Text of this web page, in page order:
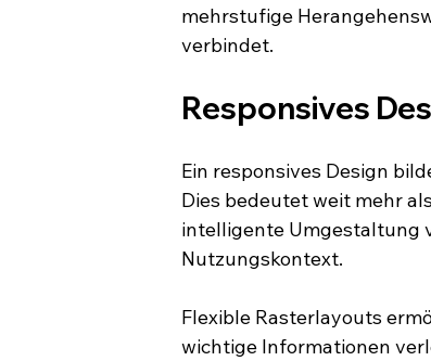
mehrstufige
verbindet.
Responsives
Ein responsives Design
Dies bedeutet weit mehr
intelligente Umgestaltung
Nutzungskontext.
Flexible Rasterlayouts
wichtige Informationen